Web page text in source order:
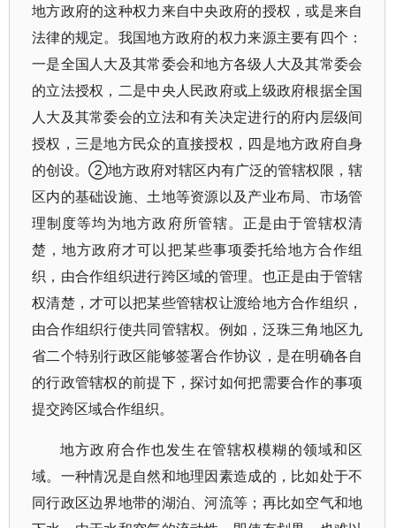
地方政府的这种权力来自中央政府的授权，或是来自
法律的规定。我国地方政府的权力来源主要有四个：
一是全国人大及其常委会和地方各级人大及其常委会
的立法授权，二是中央人民政府或上级政府根据全国
人大及其常委会的立法和有关决定进行的府内层级间
授权，三是地方民众的直接授权，四是地方政府自身
的创设。②地方政府对辖区内有广泛的管辖权限，辖
区内的基础设施、土地等资源以及产业布局、市场管
理制度等均为地方政府所管辖。正是由于管辖权清
楚，地方政府才可以把某些事项委托给地方合作组
织，由合作组织进行跨区域的管理。也正是由于管辖
权清楚，才可以把某些管辖权让渡给地方合作组织，
由合作组织行使共同管辖权。例如，泛珠三角地区九
省二个特别行政区能够签署合作协议，是在明确各自
的行政管辖权的前提下，探讨如何把需要合作的事项
提交跨区域合作组织。
地方政府合作也发生在管辖权模糊的领域和区
域。一种情况是自然和地理因素造成的，比如处于不
同行政区边界地带的湖泊、河流等；再比如空气和地